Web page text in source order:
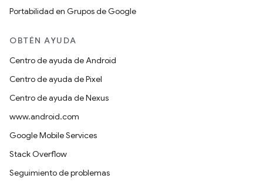
Portabilidad en Grupos de Google
OBTÉN AYUDA
Centro de ayuda de Android
Centro de ayuda de Pixel
Centro de ayuda de Nexus
www.android.com
Google Mobile Services
Stack Overflow
Seguimiento de problemas